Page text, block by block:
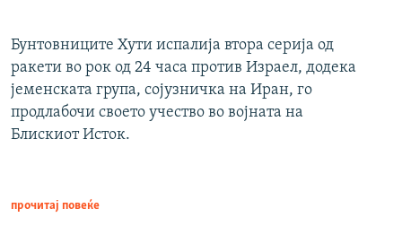
Бунтовниците Хути испалија втора серија од
ракети во рок од 24 часа против Израел, додека
јеменската група, сојузничка на Иран, го
продлабочи своето учество во војната на
Блискиот Исток.
прочитај повеќе